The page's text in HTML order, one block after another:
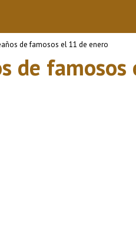
de famosos el 11 de enero
de